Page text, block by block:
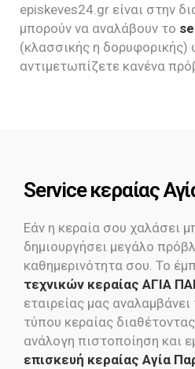
episkeves24.gr είναι στην
μπορούν να αναλάβουν το
(κλασσικής η δορυφορικής)
αντιμετωπίζετε κανένα
Service κεραίας
Εάν η κεραία σου χαλάσει
δημιουργήσει μεγάλο
καθημερινότητα σου. Το
τεχνικών κεραίας ΑΓΙΑ
εταιρείας μας
τύπου κεραίας
ανάλογη πιστοποίηση και
επισκευή κεραίας Αγία